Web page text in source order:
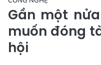
Gần một
muốn đóng
hội